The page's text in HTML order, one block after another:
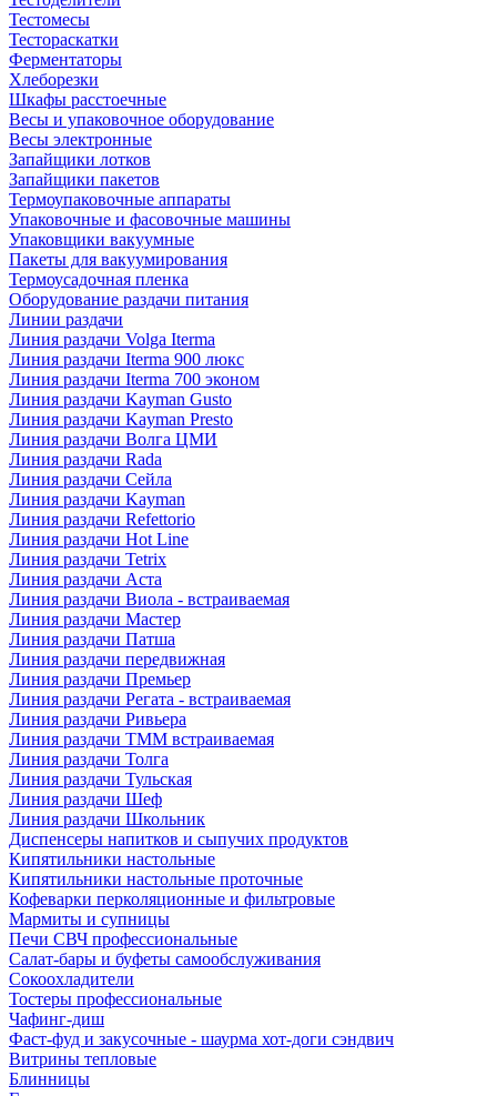
Тестомесы
Тестораскатки
Ферментаторы
Хлеборезки
Шкафы расстоечные
Весы и упаковочное оборудование
Весы электронные
Запайщики лотков
Запайщики пакетов
Термоупаковочные аппараты
Упаковочные и фасовочные машины
Упаковщики вакуумные
Пакеты для вакуумирования
Термоусадочная пленка
Оборудование раздачи питания
Линии раздачи
Линия раздачи Volga Iterma
Линия раздачи Iterma 900 люкс
Линия раздачи Iterma 700 эконом
Линия раздачи Kayman Gusto
Линия раздачи Kayman Presto
Линия раздачи Волга ЦМИ
Линия раздачи Rada
Линия раздачи Сейла
Линия раздачи Kayman
Линия раздачи Refettorio
Линия раздачи Hot Line
Линия раздачи Tetrix
Линия раздачи Аста
Линия раздачи Виола - встраиваемая
Линия раздачи Мастер
Линия раздачи Патша
Линия раздачи передвижная
Линия раздачи Премьер
Линия раздачи Регата - встраиваемая
Линия раздачи Ривьера
Линия раздачи ТММ встраиваемая
Линия раздачи Толга
Линия раздачи Тульская
Линия раздачи Шеф
Линия раздачи Школьник
Диспенсеры напитков и сыпучих продуктов
Кипятильники настольные
Кипятильники настольные проточные
Кофеварки перколяционные и фильтровые
Мармиты и супницы
Печи СВЧ профессиональные
Салат-бары и буфеты самообслуживания
Сокоохладители
Тостеры профессиональные
Чафинг-диш
Фаст-фуд и закусочные - шаурма хот-доги сэндвич
Витрины тепловые
Блинницы